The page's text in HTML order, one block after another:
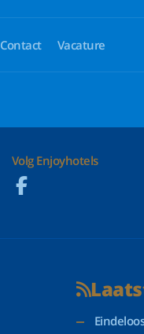
Contact Vacature
Volg Enjoyhotels